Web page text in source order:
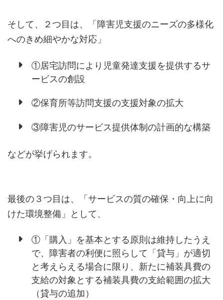
そして、２つ目は、「障害児支援のニーズの多様化
へのきめ細やかな対応」
①居宅訪問により児童発達支援を提供するサ
ービスの創設
②保育所等訪問支援の支援対象の拡大
③障害児のサービス提供体制の計画的な構築
などが挙げられます。
最後の３つ目は、「サービスの質の確保・向上に向
けた環境整備」として、
①「購入」を基本とする原則は維持したうえ
で、障害者の利便に照らして「貸与」が適切
と考えらえる場合に限り、新たに補装具費の
支給の対象とする補装具費の支給範囲の拡大
（貸与の追加）